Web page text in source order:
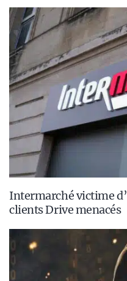
Intermarché victime
clients Drive menacés